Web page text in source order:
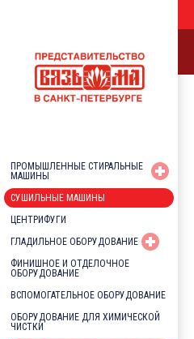
ПРОМЫШЛЕННЫЕ СТИРАЛЬНЫЕ
МАШИНЫ
СУШИЛЬНЫЕ МАШИНЫ
ЦЕНТРИФУГИ
ГЛАДИЛЬНОЕ ОБОРУДОВАНИЕ
ФИНИШНОЕ И ОТДЕЛОЧНОЕ
ОБОРУДОВАНИЕ
ВСПОМОГАТЕЛЬНОЕ ОБОРУДОВАНИЕ
ОБОРУДОВАНИЕ ДЛЯ ХИМИЧЕСКОЙ
ЧИСТКИ